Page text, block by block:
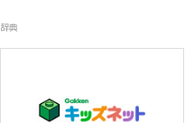
辞典